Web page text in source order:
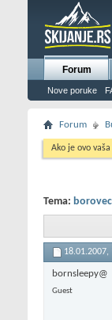
Forum
Nove poruke
Forum
Ako je ovo
Tema:
18.01.2007,
bornsleepy@
Guest